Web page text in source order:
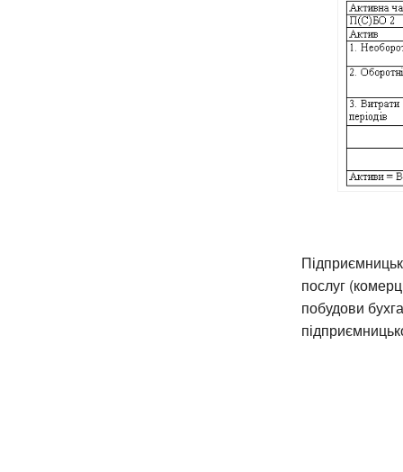
послуг
побудови